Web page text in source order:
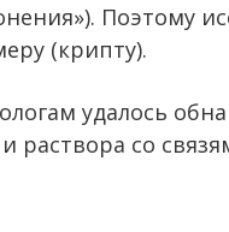
Поэтому
(крипту).
удалось
раствора со